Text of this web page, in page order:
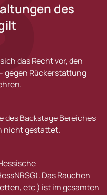
des
das Recht vor, den
gegen Rückerstattung
des Backstage Bereiches
nicht gestattet.
Das Rauchen
etc.) ist im gesamten